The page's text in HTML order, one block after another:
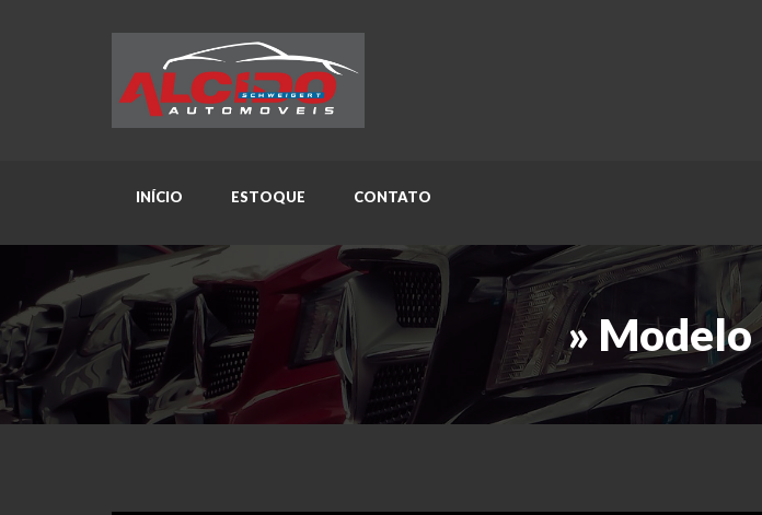
INÍCIO ESTOQUE CONTATO
» Modelo